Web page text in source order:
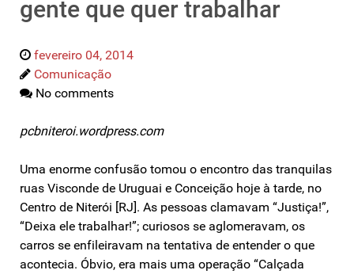
gente que quer trabalhar
fevereiro 04, 2014
Comunicação
No comments
pcbniteroi.wordpress.com
Uma enorme confusão tomou o encontro das tranquilas
ruas Visconde de Uruguai e Conceição hoje à tarde, no
Centro de Niterói [RJ]. As pessoas clamavam “Justiça!”,
“Deixa ele trabalhar!”; curiosos se aglomeravam, os
carros se enfileiravam na tentativa de entender o que
acontecia. Óbvio, era mais uma operação “Calçada